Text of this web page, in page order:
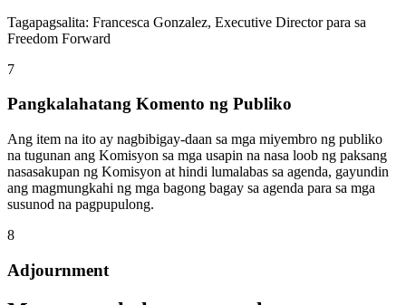
Tagapagsalita: Francesca Gonzalez, Executive Director para sa
Freedom Forward
7
Pangkalahatang Komento ng Publiko
Ang item na ito ay nagbibigay-daan sa mga miyembro ng publiko
na tugunan ang Komisyon sa mga usapin na nasa loob ng paksang
nasasakupan ng Komisyon at hindi lumalabas sa agenda, gayundin
ang magmungkahi ng mga bagong bagay sa agenda para sa mga
susunod na pagpupulong.
8
Adjournment